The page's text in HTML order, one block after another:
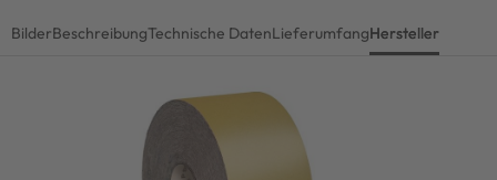
BilderBeschreibungTechnische DatenLieferumfangHersteller